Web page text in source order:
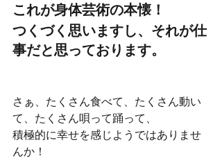
これが身体芸術の本懐！
つくづく思いますし、それが仕
事だと思っております。
さぁ、たくさん食べて、たくさん動い
て、たくさん唄って踊って、
積極的に幸せを感じようではありませ
んか！